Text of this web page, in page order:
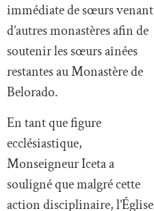
immédiate de sœurs venant
d’autres monastères afin de
soutenir les sœurs aînées
restantes au Monastère de
Belorado.
En tant que figure
ecclésiastique,
Monseigneur Iceta a
souligné que malgré cette
action disciplinaire, l’Église